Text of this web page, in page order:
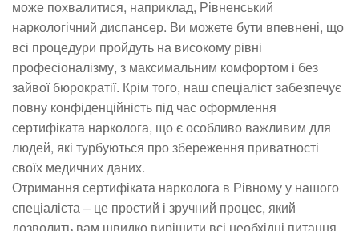
може похвалитися, наприклад, Рівненський
наркологічний диспансер. Ви можете бути впевнені, що
всі процедури пройдуть на високому рівні
професіоналізму, з максимальним комфортом і без
зайвої бюрократії. Крім того, наш спеціаліст забезпечує
повну конфіденційність під час оформлення
сертифіката нарколога, що є особливо важливим для
людей, які турбуються про збереження приватності
своїх медичних даних.
Отримання сертифіката нарколога в Рівному у нашого
спеціаліста – це простий і зручний процес, який